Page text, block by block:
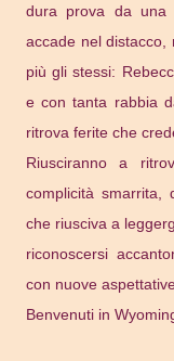
dura prova da una
accade nel distacco,
più gli stessi:
e con tanta rabbia
ritrova ferite che
Riusciranno a
complicità smarrita,
che riusciva a
riconoscersi
con nuove
Benvenuti in